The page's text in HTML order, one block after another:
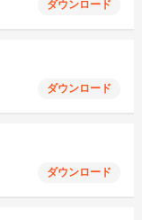
ダウンロード
ダウンロード
ダウンロード